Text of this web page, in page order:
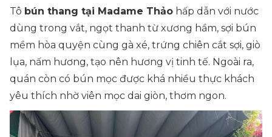
Tô bún thang tại Madame Thảo hấp dẫn với nước
dùng trong vắt, ngọt thanh từ xương hầm, sợi bún
mềm hòa quyện cùng gà xé, trứng chiên cắt sợi, giò
lụa, nấm hương, tạo nên hương vị tinh tế. Ngoài ra,
quán còn có bún mọc được khá nhiều thực khách
yêu thích nhờ viên mọc dai giòn, thơm ngon.